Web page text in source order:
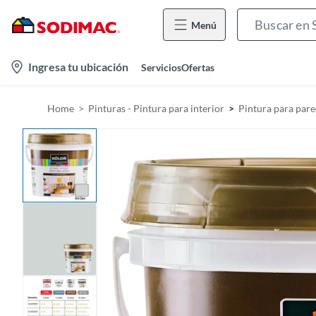
Menú
Ingresa tu ubicación ServiciosOfertas
Home Pinturas - Pintura para interior Pintura para